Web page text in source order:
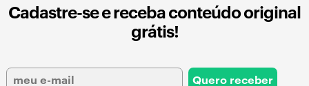
Cadastre-se e receba conteúdo original
grátis!